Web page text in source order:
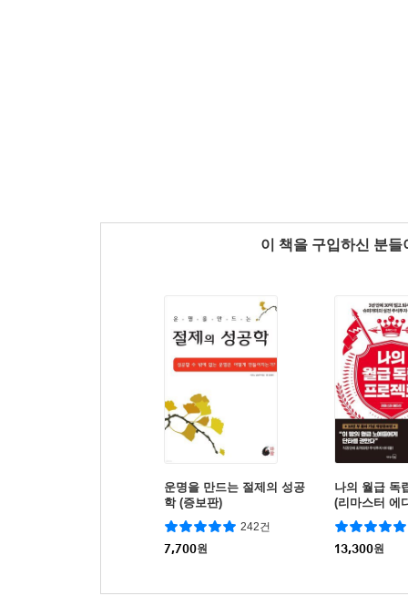
이 책을 구입하신 분
운명을 만드는 절제의 성공
학 (증보판)
242건
7,700원
나의 월급 독
(리마스터 에
13,300원